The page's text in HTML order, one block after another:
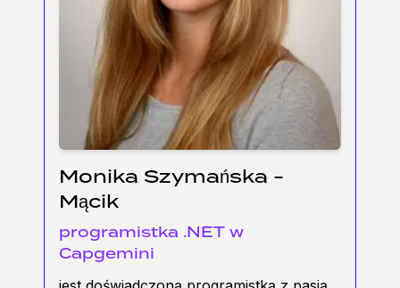
Monika Szymańska -
Mącik
programistka .NET w
Capgemini